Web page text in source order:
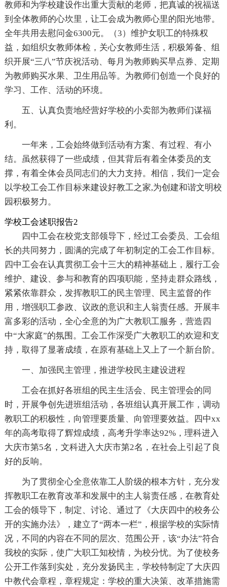
教师和为学校建设作出重大贡献的老师，把真诚的祝福送
到全体教师的心坎里，让工会成为教师心里的阳光地带。
全年共用去慰问金6300元。（3）维护女职工的特殊权
益，如组织女教师体检，关心女教师生活，积极筹备、组
织开展“三八”节庆祝活动、每月为教师购买早点券、定期
为教师购买水果、卫生用品等。为教师们创造一个良好的
学习、工作、活动的环境。
五、认真负责地经营好学校的小卖部为教师们谋福
利。
一年来，工会始终做到活动有方案、有过程、有小
结。虽然获得了一些成绩，但其背后有着全体委员的支
撑，有着全体会员同志们的大力支持。相信，我们一定会
以学校工会工作目标来建设好教工之家,为创建和谐文明校
园积极努力。
学校工会述职报告2
四中工会在校党支部领导下，经过工会委员、工会组
长的共同努力，圆满的完成了年初制定的工会工作目标。
四中工会在认真贯彻工会十三大的精神基础上，履行工会
维护、建设、参与和教育的四项职能，坚持走群众路线，
紧紧依靠群众，发挥教职工的民主管理、民主监督的作
用，增强职工参政、议政的意识和主人翁责任感。开展丰
富多彩的活动，全心全意的为广大教职工服务，营造四
中“大家庭”的氛围。工会工作深受广大教职工的欢迎和支
持，取得了显著成绩，在原有基础上又上了一个新台阶。
一、加强民主管理，推进学校民主建设进程
工会在抓好各班组的民主生活会、民主管理会的同
时，开展争创先进班组活动，各班组认真开展工作，调动
教职工的积极性，向管理要质量、向管理要效益。四中xx
年的高考取得了辉煌成绩，高考升学率达92%，理科进入
大庆市第5名，文科进入大庆市第2名，在社会上引起了良
好的反响。
为了贯彻全心全意依靠工人阶级的根本方针，充分发
挥教职工在教育改革和发展中的主人翁责任感，在教育处
工会的领导下，制定、讨论、通过了《大庆四中的校务公
开的实施办法》，建立了“两本一栏”，根据学校的实际情
况，不同的内容在不同的层次、范围公开，该“办法”符合
我校的实际，使广大职工知校情，为校分忧。为了使校务
公开工作落到实处，充分发扬民主，学校特制定了大庆四
中教代会章程，章程规定：学校的重大决策、改革措施需